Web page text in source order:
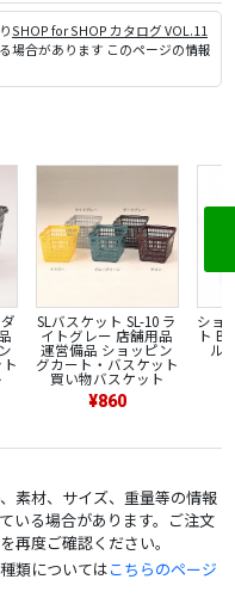
SHOP for SHOP カタログ VOL.11
場合があります このページの情報
SLバスケット SL-10 ラ
イトグレー 店舗用品
運営備品 ショッピン
グカート・バスケット
買い物バスケット
¥860
ショ
ト
ル
素材、サイズ、重量等の情報
いる場合があります。ご注文
再度ご確認ください。
類についてはこちらのページ